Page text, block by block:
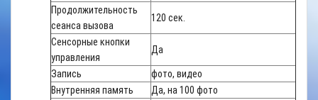
Продолжительность
сеанса вызова
120 сек.
Сенсорные кнопки
управления
Да
Запись
фото, видео
Внутренняя память
Да, на 100 фото